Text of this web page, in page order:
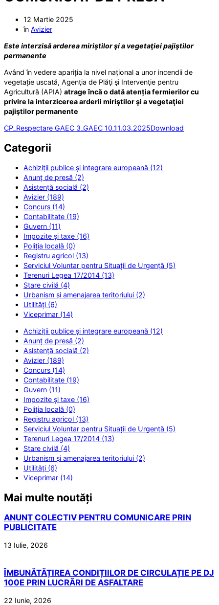
12 Martie 2025
în Avizier
Este interzisă arderea miriştilor şi a vegetaţiei pajiştilor
permanente
Având în vedere apariția la nivel național a unor incendii de
vegetație uscată, Agenţia de Plăţi şi Intervenţie pentru
Agricultură (APIA) atrage încă o dată atenția fermierilor cu
privire la interzicerea arderii miriştilor şi a vegetaţiei
pajiştilor permanente
CP_Respectare GAEC 3_GAEC 10_11.03.2025Download
Categorii
Achiziții publice și integrare europeană (12)
Anunț de presă (2)
Asistență socială (2)
Avizier (189)
Concurs (14)
Contabilitate (19)
Guvern (11)
Impozite și taxe (16)
Poliția locală (0)
Registru agricol (13)
Serviciul Voluntar pentru Situații de Urgență (5)
Terenuri Legea 17/2014 (13)
Stare civilă (4)
Urbanism și amenajarea teritoriului (2)
Utilități (6)
Viceprimar (14)
Achiziții publice și integrare europeană (12)
Anunț de presă (2)
Asistență socială (2)
Avizier (189)
Concurs (14)
Contabilitate (19)
Guvern (11)
Impozite și taxe (16)
Poliția locală (0)
Registru agricol (13)
Serviciul Voluntar pentru Situații de Urgență (5)
Terenuri Legea 17/2014 (13)
Stare civilă (4)
Urbanism și amenajarea teritoriului (2)
Utilități (6)
Viceprimar (14)
Mai multe noutăți
ANUNȚ COLECTIV PENTRU COMUNICARE PRIN
PUBLICITATE
13 Iulie, 2026
ÎMBUNĂTĂȚIREA CONDIȚIILOR DE CIRCULAȚIE PE DJ
100E PRIN LUCRĂRI DE ASFALTARE
22 Iunie, 2026